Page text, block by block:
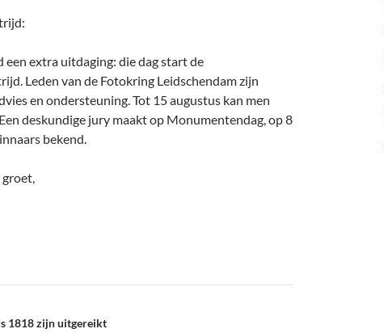
een extra uitdaging: die dag start de
Leden van de Fotokring Leidschendam zijn
en ondersteuning. Tot 15 augustus kan men
deskundige jury maakt op Monumentendag, op 8
bekend.
1818 zijn uitgereikt